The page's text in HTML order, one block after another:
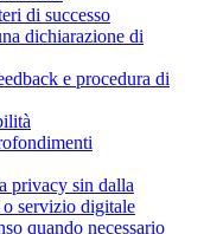
di successo
dichiarazione di
e procedura di
privacy sin dalla
servizio digitale
quando necessario